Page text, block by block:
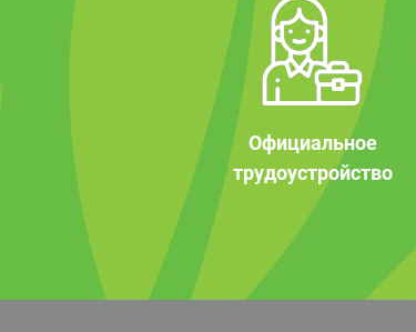
Официальное
трудоустройство